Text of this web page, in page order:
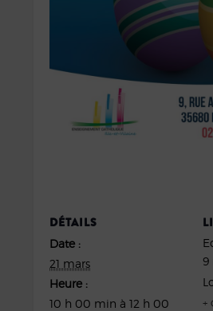
DÉTAILS
Date :
21 mars
Heure :
10 h 00 min à 12 h 00
9
+